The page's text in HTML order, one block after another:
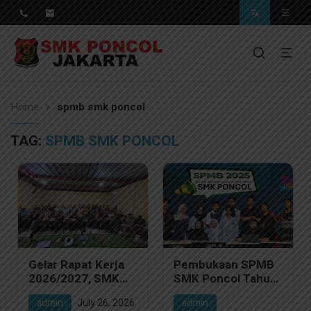
SMK Poncol Jakarta
Pendidikan Berkwalitas, Masa Depan Unggul
Home spmb smk poncol
TAG: SPMB SMK PONCOL
Gelar Rapat Kerja
2026/2027, SMK
Poncol Fokus
Matangkan
admin July 26, 2026
Pembukaan SPMB
SMK Poncol Tahun
2025, 6 Jurusan
Unggulan dengan
admin